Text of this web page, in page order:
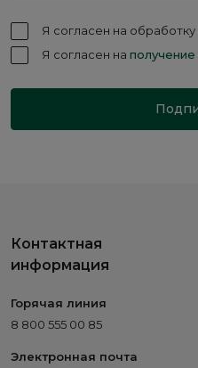
Я согласен на обработку
Я согласен на
Контактная
информация
Горячая линия
8 800 555 00 85
Электронная почта